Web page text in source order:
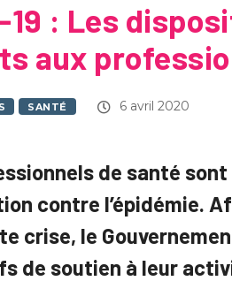
19 : Les
aux
SANTÉ 6 avril 2020
de santé
contre l’épidémie.
crise, le
de soutien à leur